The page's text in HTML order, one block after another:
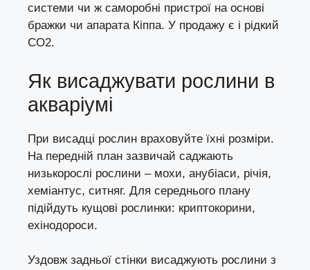
системи чи ж саморобні пристрої на основі
бражки чи апарата Кіппа. У продажу є і рідкий
СО2.
Як висаджувати рослини в
акваріумі
При висадці рослин враховуйте їхні розміри.
На передній план зазвичай саджають
низькорослі рослини – мохи, анубіаси, річія,
хеміантус, ситняг. Для середнього плану
підійдуть кущові рослинки: криптокорини,
ехінодороси.
Уздовж задньої стінки висаджують рослини з